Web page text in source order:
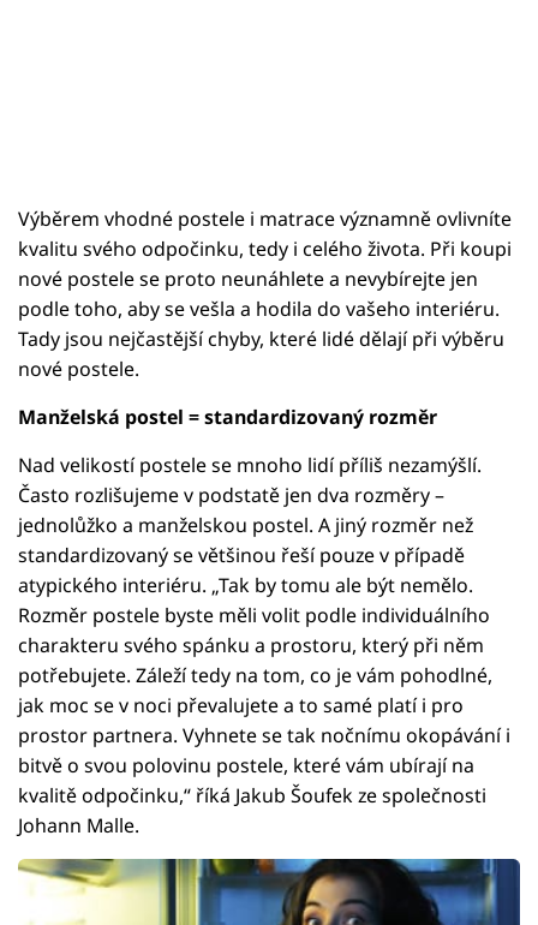
Výběrem vhodné postele i matrace významně ovlivníte
kvalitu svého odpočinku, tedy i celého života. Při koupi
nové postele se proto neunáhlete a nevybírejte jen
podle toho, aby se vešla a hodila do vašeho interiéru.
Tady jsou nejčastější chyby, které lidé dělají při výběru
nové postele.
Manželská postel = standardizovaný rozměr
Nad velikostí postele se mnoho lidí příliš nezamýšlí.
Často rozlišujeme v podstatě jen dva rozměry –
jednolůžko a manželskou postel. A jiný rozměr než
standardizovaný se většinou řeší pouze v případě
atypického interiéru. „Tak by tomu ale být nemělo.
Rozměr postele byste měli volit podle individuálního
charakteru svého spánku a prostoru, který při něm
potřebujete. Záleží tedy na tom, co je vám pohodlné,
jak moc se v noci převalujete a to samé platí i pro
prostor partnera. Vyhnete se tak nočnímu okopávání i
bitvě o svou polovinu postele, které vám ubírají na
kvalitě odpočinku,“ říká Jakub Šoufek ze společnosti
Johann Malle.